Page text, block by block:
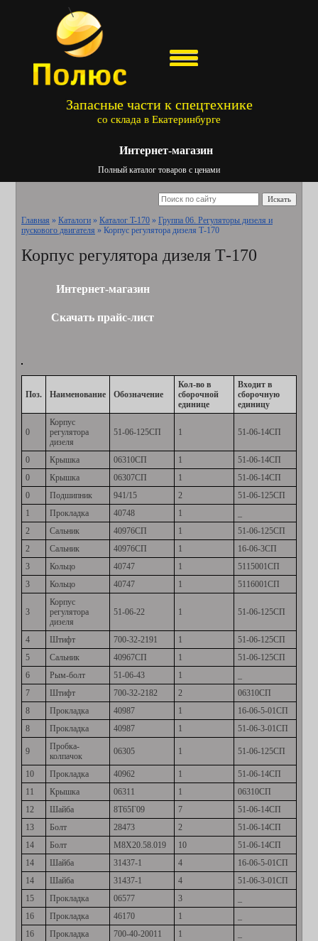
Запасные части к спецтехнике
со склада в Екатеринбурге
Интернет-магазин
Полный каталог товаров с ценами
Искать
Главная » Каталоги » Каталог T-170 » Группа 06. Регуляторы дизеля и
пускового двигателя » Корпус регулятора дизеля Т-170
Корпус регулятора дизеля Т-170
Интернет-магазин
Скачать прайс-лист
Поз. Наименование Обозначение
Кол-во в
сборочной
единице
Входит в
сборочную
единицу
0
Корпус
регулятора
дизеля
51-06-125СП 1 51-06-14СП
0 Крышка 06310СП 1
51-06-14СП
0
Крышка 06307СП 1
51-06-14СП
0
Подшипник 941/15 2
51-06-125СП
1
Прокладка 40748 1
2
Сальник 40976СП 1
51-06-125СП
2
Сальник 40976СП 1
16-06-3СП
3
Кольцо 40747 1
5115001СП
3
Кольцо 40747 1 5116001СП
3
Корпус
регулятора
дизеля
51-06-22 1 51-06-125СП
4 Штифт 700-32-2191 1
51-06-125СП
5
Сальник 40967СП 1
51-06-125СП
6
Рым-болт 51-06-43 1
7
Штифт 700-32-2182 2
06310СП
8
Прокладка 40987 1
16-06-5-01СП
8
Прокладка 40987 1 51-06-3-01СП
9
Пробка-
колпачок
06305 1 51-06-125СП
10 Прокладка 40962 1
51-06-14СП
11
Крышка 06311 1
06310СП
12
Шайба 8Т65Г09 7
51-06-14СП
13
Болт 28473 2
51-06-14СП
14
Болт М8Х20.58.019 10
51-06-14СП
14
Шайба 31437-1 4
16-06-5-01СП
14
Шайба 31437-1 4
51-06-3-01СП
15
Прокладка 06577 3
16
Прокладка 46170 1
16
Прокладка 700-40-20011 1